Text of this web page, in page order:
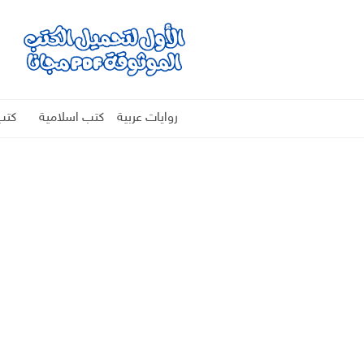
روايات عربية كتب اسلامية